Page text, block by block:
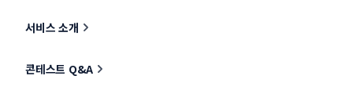
서비스 소개
콘테스트 Q&A